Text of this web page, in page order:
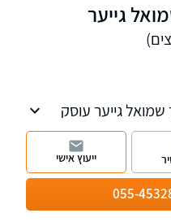
גייער
גייער עוסק
ירושות, משפט
הוא בעל תואר שני
ממוקמים בחיפה
055-
ייעוץ אישי